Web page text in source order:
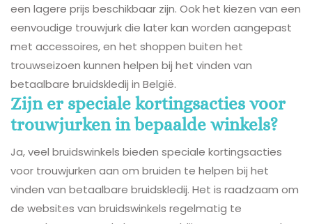
een lagere prijs beschikbaar zijn. Ook het kiezen van een
eenvoudige trouwjurk die later kan worden aangepast
met accessoires, en het shoppen buiten het
trouwseizoen kunnen helpen bij het vinden van
betaalbare bruidskledij in België.
Zijn er speciale kortingsacties voor
trouwjurken in bepaalde winkels?
Ja, veel bruidswinkels bieden speciale kortingsacties
voor trouwjurken aan om bruiden te helpen bij het
vinden van betaalbare bruidskledij. Het is raadzaam om
de websites van bruidswinkels regelmatig te